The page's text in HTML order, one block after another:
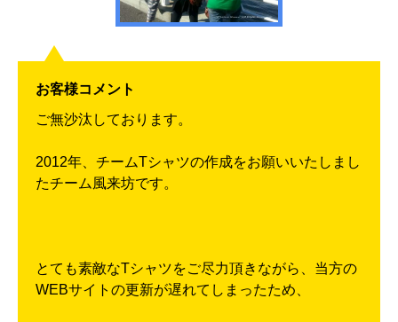
お客様コメント
ご無沙汰しております。
2012年、チームTシャツの作成をお願いいたしまし
たチーム風来坊です。
とても素敵なTシャツをご尽力頂きながら、当方の
WEBサイトの更新が遅れてしまったため、